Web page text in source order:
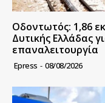
Οδοντωτός: 1,86
Δυτικής Ελλάδας
επαναλειτουργία
Epress - 08/08/2026